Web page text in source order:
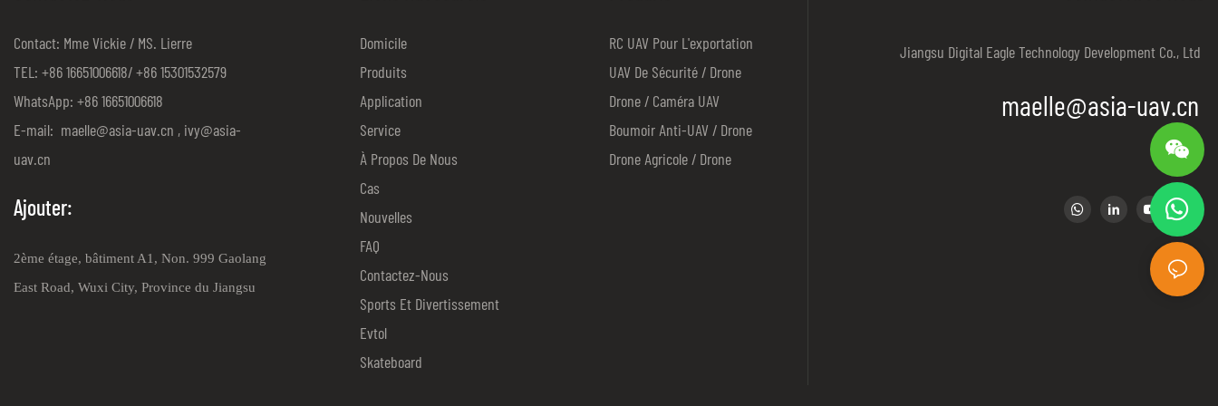
places such as bus/train
stations,plazas,schools,mass
gatherings,stadiums,etc.Risk mitigation and
explosives removal in specified spots.Police used
for VVIP convoy,ECM,anti drug,riot
Contact: Mme Vickie / MS. Lierre
TEL: +86 16651006618/ +86 15301532579
WhatsApp: +86 16651006618
E-mail: maelle@asia-uav.cn , ivy@asia-
uav.cn
Ajouter:
2ème étage, bâtiment A1, Non. 999 Gaolang
East Road, Wuxi City, Province du Jiangsu
Domicile
Produits
Application
Service
À Propos De Nous
Cas
Nouvelles
FAQ
Contactez-Nous
Sports Et Divertissement
Evtol
Skateboard
RC UAV Pour L'exportation
UAV De Sécurité / Drone
Drone / Caméra UAV
Boumoir Anti-UAV / Drone
Drone Agricole / Drone
Jiangsu Digital Eagle Technology Development Co., Ltd
maelle@asia-uav.cn